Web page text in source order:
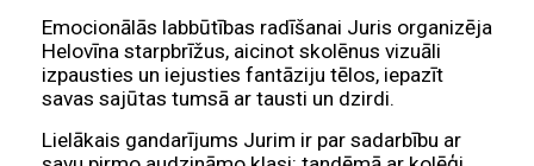
Emocionālās labbūtības radīšanai Juris organizēja
Helovīna starpbrīžus, aicinot skolēnus vizuāli
izpausties un iejusties fantāziju tēlos, iepazīt
savas sajūtas tumsā ar tausti un dzirdi.
Lielākais gandarījums Jurim ir par sadarbību ar